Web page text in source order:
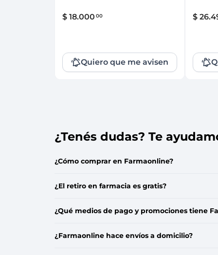
$ 18.000 00
Quiero que me avisen
enterarte cuando esté disponible
nuevamente.
Ingresá tu email
Cancelar
$ 26.
¿Tenés dudas? Te
¿Cómo comprar en Farmaonline?
¿El retiro en farmacia es gratis?
¿Qué medios de pago y promociones tiene
¿Farmaonline hace envíos a domicilio?